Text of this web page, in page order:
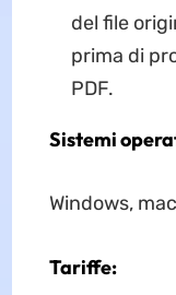
del file
prima di
PDF.
Sistemi
Windows,
Tariffe: